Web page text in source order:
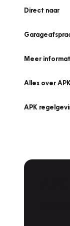
Direct naar
Meer
Alles over APK
APK